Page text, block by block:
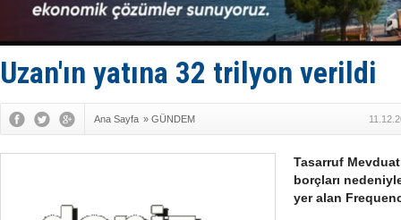
Dron
'REGAL 1'
Gemide 5
Rus
Uzan'ın yatına 32 trilyon verildi
Ana Sayfa » GÜNDEM
Tasarruf
borçları
yer alan